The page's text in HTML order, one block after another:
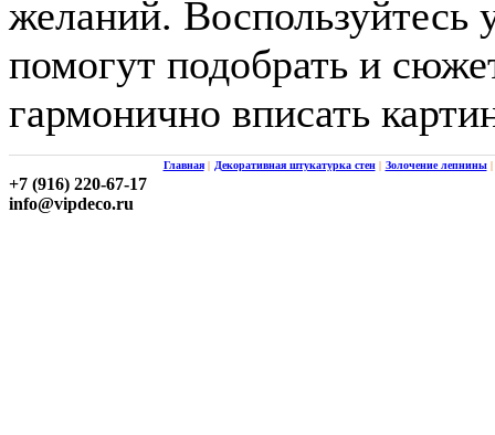
желаний. Воспользуйтесь
помогут подобрать и
гармонично вписать
Главная | Декоративная штукатурка стен | Золочение лепнины |
+7 (916) 220-67-17
info@vipdeco.ru